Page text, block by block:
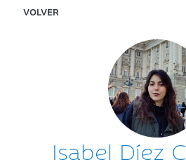
VOLVER
Isabel Díez